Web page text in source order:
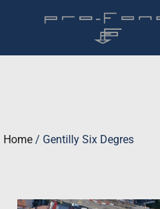
Home / Gentilly Six Degres